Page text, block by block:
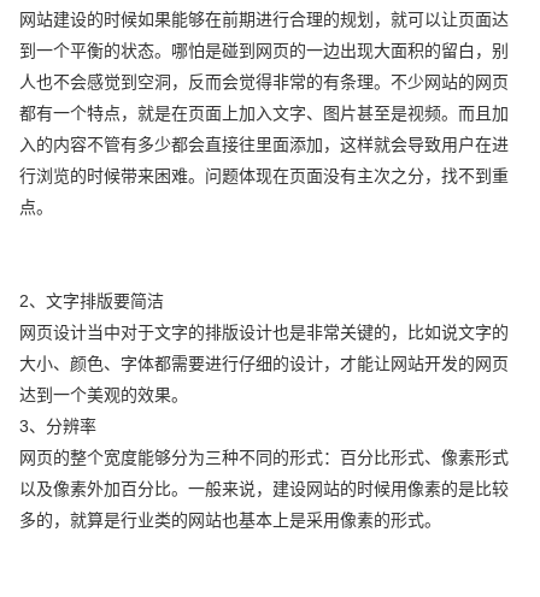
网站建设的时候如果能够在前期进行合理的规划，就可以让页面达
到一个平衡的状态。哪怕是碰到网页的一边出现大面积的留白，别
人也不会感觉到空洞，反而会觉得非常的有条理。不少网站的网页
都有一个特点，就是在页面上加入文字、图片甚至是视频。而且加
入的内容不管有多少都会直接往里面添加，这样就会导致用户在进
行浏览的时候带来困难。问题体现在页面没有主次之分，找不到重
点。
2、文字排版要简洁
网页设计当中对于文字的排版设计也是非常关键的，比如说文字的
大小、颜色、字体都需要进行仔细的设计，才能让网站开发的网页
达到一个美观的效果。
3、分辨率
网页的整个宽度能够分为三种不同的形式：百分比形式、像素形式
以及像素外加百分比。一般来说，建设网站的时候用像素的是比较
多的，就算是行业类的网站也基本上是采用像素的形式。